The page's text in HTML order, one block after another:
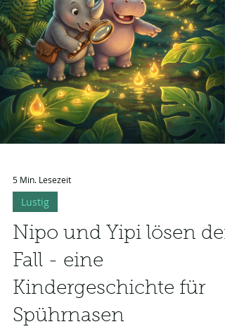
5 Min. Lesezeit
Lustig
Nipo und Yipi lösen
Fall - eine